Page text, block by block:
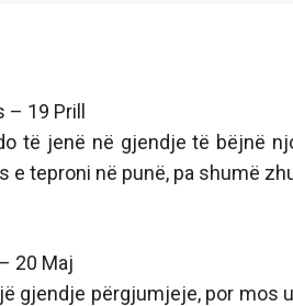
19 Prill
të jenë në gjendje të bëjnë
e teproni në punë, pa shumë
20 Maj
gjendje përgjumjeje, por mos